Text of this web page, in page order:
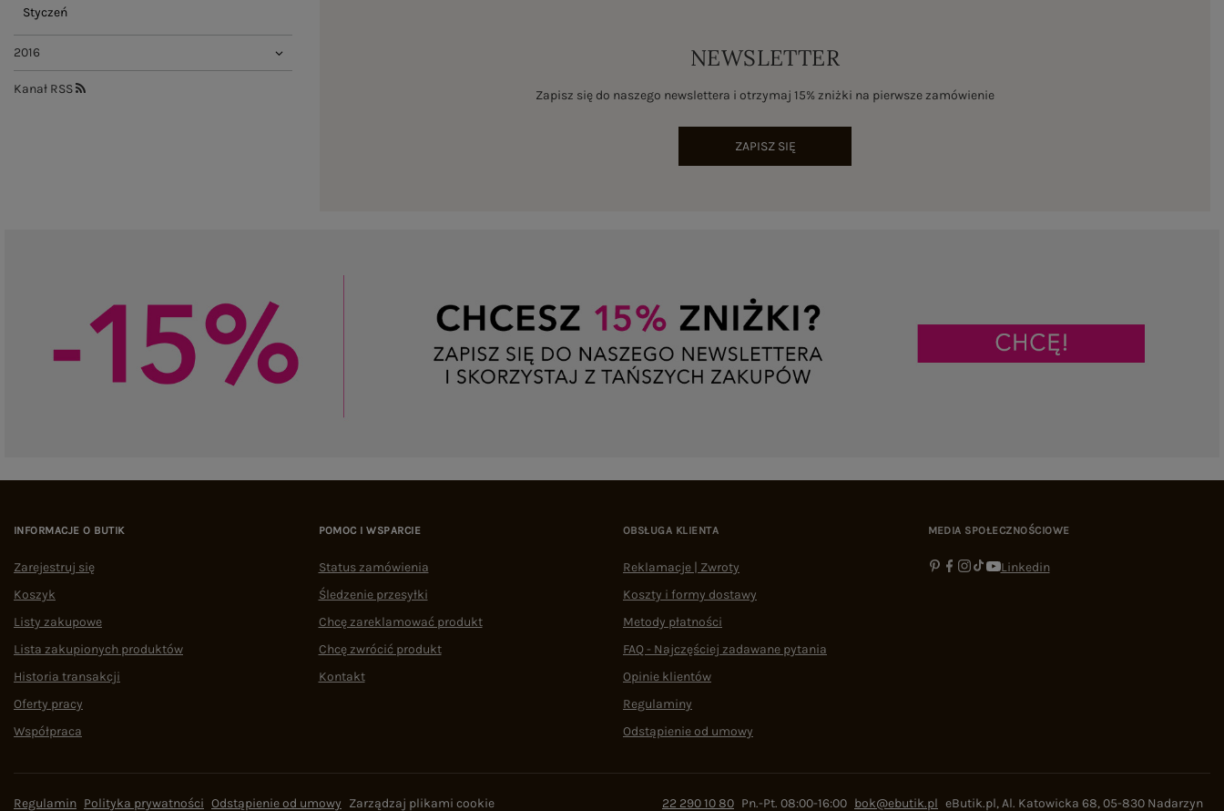
Styczeń
2016
Kanał RSS
NEWSLETTER
Zapisz się do naszego newslettera i otrzymaj 15% zniżki na pierwsze zamówienie
ZAPISZ SIĘ
INFORMACJE O BUTIK
Zarejestruj się
Koszyk
Listy zakupowe
Lista zakupionych produktów
Historia transakcji
Oferty pracy
Współpraca
POMOC I WSPARCIE
Status zamówienia
Śledzenie przesyłki
Chcę zareklamować produkt
Chcę zwrócić produkt
Kontakt
OBSŁUGA KLIENTA
Reklamacje | Zwroty
Koszty i formy dostawy
Metody płatności
FAQ - Najczęściej zadawane pytania
Opinie klientów
Regulaminy
Odstąpienie od umowy
MEDIA SPOŁECZNOŚCIOWE
Linkedin
Regulamin Polityka prywatności Odstąpienie od umowy Zarządzaj plikami cookie 22 290 10 80 Pn.-Pt. 08:00-16:00 bok@ebutik.pl eButik.pl,Al. Katowicka 68,05-830 Nadarzyn